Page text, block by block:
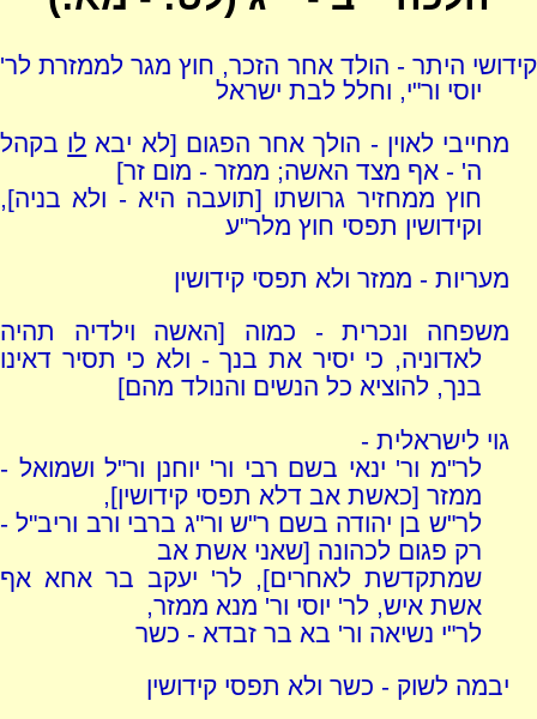
קידושי היתר - הולד אחר הזכר, חוץ מגר לממזרת לר'
יוסי ור"י, וחלל לבת ישראל
מחייבי לאוין - הולך אחר הפגום [לא יבא לו בקהל
ה' - אף מצד האשה; ממזר - מום זר]
חוץ ממחזיר גרושתו [תועבה היא - ולא בניה],
וקידושין תפסי חוץ מלר"ע
מעריות - ממזר ולא תפסי קידושין
משפחה ונכרית - כמוה [האשה וילדיה תהיה
לאדוניה, כי יסיר את בנך - ולא כי תסיר דאינו
בנך, להוציא כל הנשים והנולד מהם]
גוי לישראלית -
לר"מ ור' ינאי בשם רבי ור' יוחנן ור"ל ושמואל -
ממזר [כאשת אב דלא תפסי קידושין],
לר"ש בן יהודה בשם ר"ש ור"ג ברבי ורב וריב"ל -
רק פגום לכהונה [שאני אשת אב
שמתקדשת לאחרים], לר' יעקב בר אחא אף
אשת איש, לר' יוסי ור' מנא ממזר,
לר"י נשיאה ור' בא בר זבדא - כשר
יבמה לשוק - כשר ולא תפסי קידושין